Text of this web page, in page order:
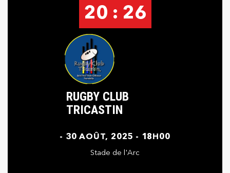
20 : 26
RUGBY CLUB
TRICASTIN
- 30 AOÛT, 2025 - 18H00
Stade de l'Arc